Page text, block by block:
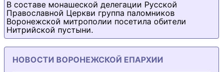
В составе монашеской делегации Русской
Православной Церкви группа паломников
Воронежской митрополии посетила обители
Нитрийской пустыни.
НОВОСТИ ВОРОНЕЖСКОЙ ЕПАРХИИ